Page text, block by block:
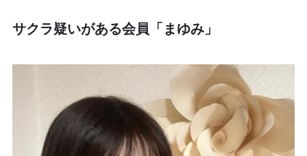
サクラ疑いがある会員「まゆみ」